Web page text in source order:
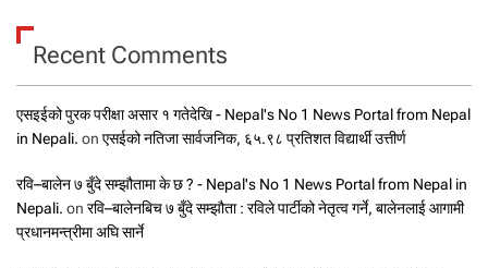
Recent Comments
एसइईको पुरक परीक्षा असार १ गतेदेखि - Nepal's No 1 News Portal from Nepal
in Nepali. on एसईको नतिजा सार्वजनिक, ६५.९८ प्रतिशत विद्यार्थी उत्तीर्ण
रवि–बालेन ७ बुँदे सम्झौतामा के छ ? - Nepal's No 1 News Portal from Nepal in
Nepali. on रवि–बालेनबिच ७ बुँदे सम्झौता : रविले पार्टीको नेतृत्व गर्ने, बालेनलाई आगामी
प्रधानमन्त्रीमा अघि सार्ने